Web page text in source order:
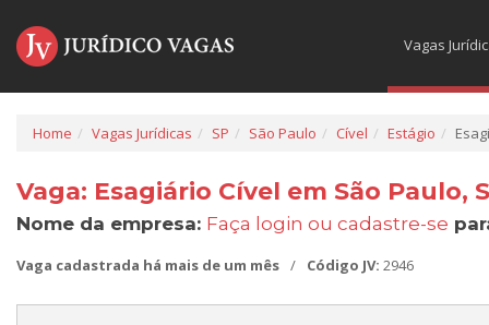
Vagas
Home Vagas Jurídicas SP São Paulo Cível Estágio
Vaga: Esagiário Cível em São Paulo,
Nome da empresa: Faça login ou cadastre-se
Vaga cadastrada há mais de um mês / Código JV: 2946